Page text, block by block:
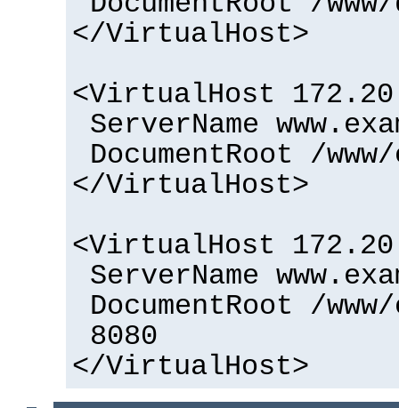
</VirtualHost>
<VirtualHost
ServerName
DocumentRoot /
</VirtualHost>
<VirtualHost
ServerName
DocumentRoot /
8080
</VirtualHost>